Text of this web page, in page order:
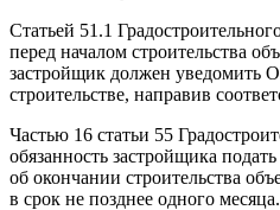
Статьей 51.1
перед началом строительства
застройщик должен
строительстве, направив
Частью 16 статьи 55
обязанность застройщика
об окончании строительства
в срок не позднее одного месяца.